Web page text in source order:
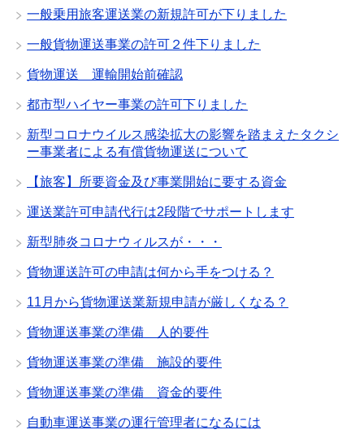
一般乗用旅客運送業の新規許可が下りました
一般貨物運送事業の許可２件下りました
貨物運送 運輸開始前確認
都市型ハイヤー事業の許可下りました
新型コロナウイルス感染拡大の影響を踏まえたタクシ
ー事業者による有償貨物運送について
【旅客】所要資金及び事業開始に要する資金
運送業許可申請代行は2段階でサポートします
新型肺炎コロナウィルスが・・・
貨物運送許可の申請は何から手をつける？
11月から貨物運送業新規申請が厳しくなる？
貨物運送事業の準備 人的要件
貨物運送事業の準備 施設的要件
貨物運送事業の準備 資金的要件
自動車運送事業の運行管理者になるには